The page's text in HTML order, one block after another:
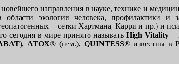
направления в науке, технике и
экологии человека, профилактики и
− сетки Хартмана, Карри и пр.) и
сегодня в мире принято называть High Vitality −
), ATOX® (нем.), QUINTESS® известны в